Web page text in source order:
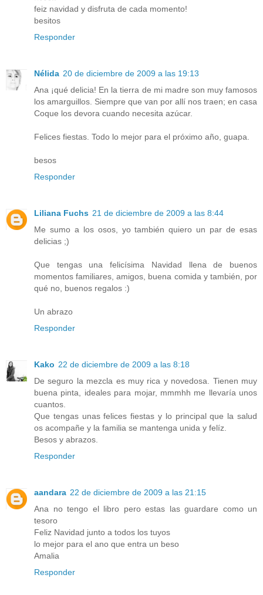
feiz navidad y disfruta de cada momento!
besitos
Responder
Nélida 20 de diciembre de 2009 a las 19:13
Ana ¡qué delicia! En la tierra de mi madre son muy famosos
los amarguillos. Siempre que van por allí nos traen; en casa
Coque los devora cuando necesita azúcar.
Felices fiestas. Todo lo mejor para el próximo año, guapa.
besos
Responder
Liliana Fuchs 21 de diciembre de 2009 a las 8:44
Me sumo a los osos, yo también quiero un par de esas
delicias ;)
Que tengas una felicísima Navidad llena de buenos
momentos familiares, amigos, buena comida y también, por
qué no, buenos regalos :)
Un abrazo
Responder
Kako 22 de diciembre de 2009 a las 8:18
De seguro la mezcla es muy rica y novedosa. Tienen muy
buena pinta, ideales para mojar, mmmhh me llevaría unos
cuantos.
Que tengas unas felices fiestas y lo principal que la salud
os acompañe y la familia se mantenga unida y felíz.
Besos y abrazos.
Responder
aandara 22 de diciembre de 2009 a las 21:15
Ana no tengo el libro pero estas las guardare como un
tesoro
Feliz Navidad junto a todos los tuyos
lo mejor para el ano que entra un beso
Amalia
Responder